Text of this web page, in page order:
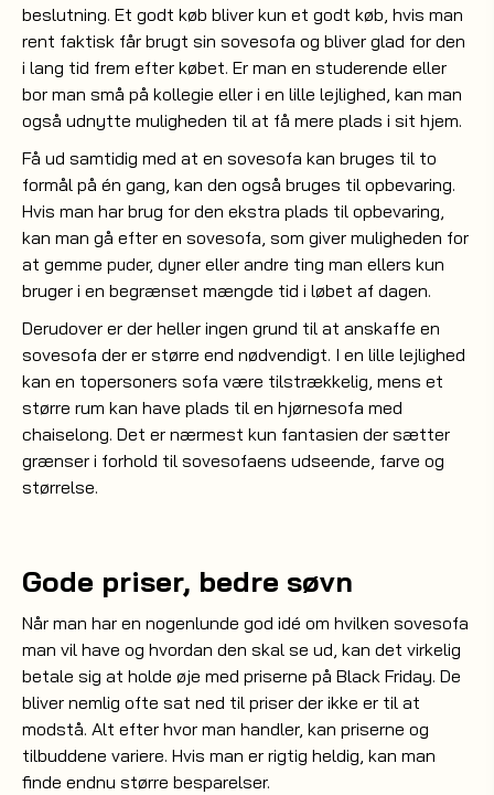
beslutning. Et godt køb bliver kun et godt køb, hvis man
rent faktisk får brugt sin sovesofa og bliver glad for den
i lang tid frem efter købet. Er man en studerende eller
bor man små på kollegie eller i en lille lejlighed, kan man
også udnytte muligheden til at få mere plads i sit hjem.
Få ud samtidig med at en sovesofa kan bruges til to
formål på én gang, kan den også bruges til opbevaring.
Hvis man har brug for den ekstra plads til opbevaring,
kan man gå efter en sovesofa, som giver muligheden for
at gemme puder, dyner eller andre ting man ellers kun
bruger i en begrænset mængde tid i løbet af dagen.
Derudover er der heller ingen grund til at anskaffe en
sovesofa der er større end nødvendigt. I en lille lejlighed
kan en topersoners sofa være tilstrækkelig, mens et
større rum kan have plads til en hjørnesofa med
chaiselong. Det er nærmest kun fantasien der sætter
grænser i forhold til sovesofaens udseende, farve og
størrelse.
Gode priser, bedre søvn
Når man har en nogenlunde god idé om hvilken sovesofa
man vil have og hvordan den skal se ud, kan det virkelig
betale sig at holde øje med priserne på Black Friday. De
bliver nemlig ofte sat ned til priser der ikke er til at
modstå. Alt efter hvor man handler, kan priserne og
tilbuddene variere. Hvis man er rigtig heldig, kan man
finde endnu større besparelser.